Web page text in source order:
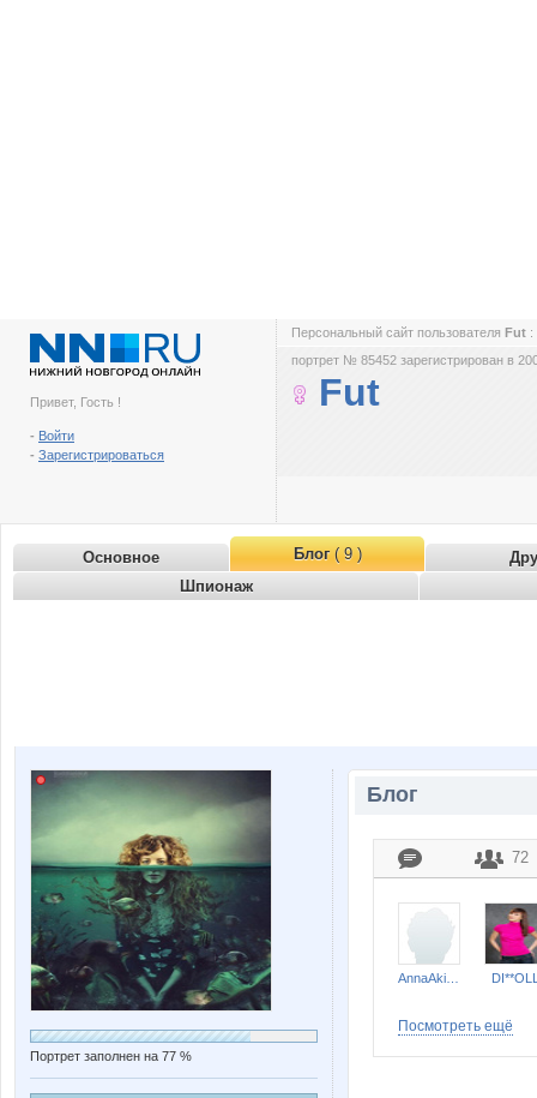
Привет, Гость !
- Войти
- Зарегистрироваться
Персональный сайт пользователя Fut :
портрет № 85452 зарегистрирован в
Fut
Основное Блог( 9 )
Шпионаж
Портрет заполнен на 77 %
Блог
72
Посмотреть ещё